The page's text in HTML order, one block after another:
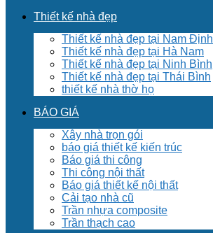
Thiết kế nhà đẹp
Thiết kế nhà đẹp tại Nam Định
Thiết kế nhà đẹp tại Hà Nam
Thiết kế nhà đẹp tại Ninh Bình
Thiết kế nhà đẹp tại Thái Bình
thiết kế nhà thờ họ
BÁO GIÁ
Xây nhà trọn gói
báo giá thiết kế kiến trúc
Báo giá thi công
Thi công nội thất
Báo giá thiết kế nội thất
Cải tạo nhà cũ
Trần nhựa composite
Trần thạch cao